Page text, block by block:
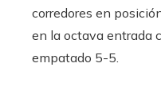
corredores en
en la octava entrada
empatado 5-5.